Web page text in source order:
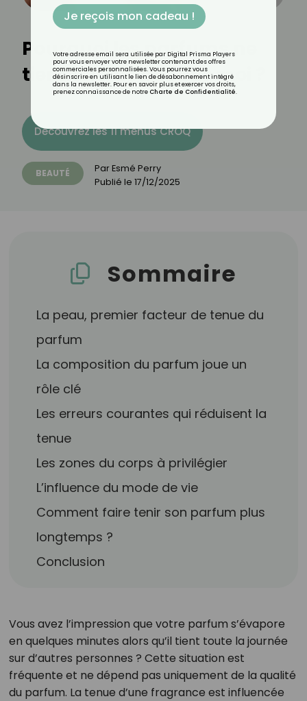
Pourquoi les parfums ne
tiennent-ils pas sur moi ?
Découvrez les 11 menus CROQ
BEAUTÉ ParEsmé Perry
Publié le 17/12/2025
Sommaire
La peau, premier facteur de tenue du
parfum
La composition du parfum joue un
rôle clé
Les erreurs courantes qui réduisent la
tenue
Les zones du corps à privilégier
L’influence du mode de vie
Comment faire tenir son parfum plus
longtemps ?
Conclusion
Vous avez l’impression que votre parfum s’évapore
en quelques minutes alors qu’il tient toute la journée
sur d’autres personnes ? Cette situation est
fréquente et ne dépend pas uniquement de la qualité
du parfum. La tenue d’une fragrance est influencée
Je reçois mon cadeau !
Votre adresse email sera utilisée par Digital Prisma Players
pour vous envoyer votre newsletter contenant des offres
commerciales personnalisées. Vous pourrez vous
désinscrire en utilisant le lien de désabonnement intégré
dans la newsletter. Pour en savoir plus et exercer vos droits,
prenez connaissance de notre Charte de Confidentialité.